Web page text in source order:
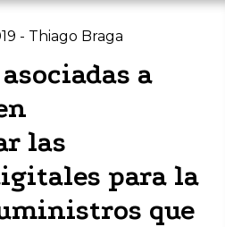
- Thiago Braga
a
las
para la
que